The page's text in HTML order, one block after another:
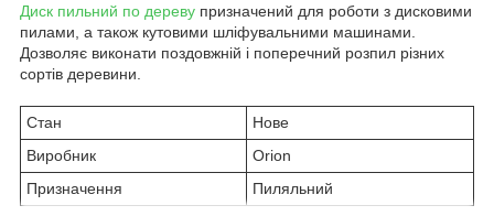
Диск пильний по дереву призначений для роботи з дисковими
пилами, а також кутовими шліфувальними машинами.
Дозволяє виконати поздовжній і поперечний розпил різних
сортів деревини.
Стан
Нове
Виробник
Orion
Призначення
Пиляльний